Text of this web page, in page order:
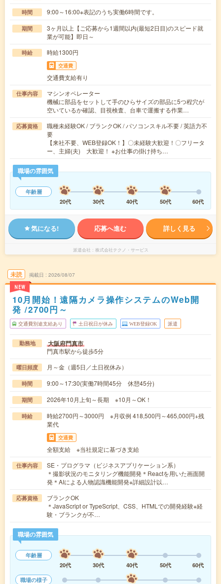
時間 9:00～16:00※表記のうち実働6時間です。
期間
3ヶ月以上【ご応募から1週間以内(最短2日目)のスピード就
業が可能】即日～
時給 時給1300円
交通費
交通費支給有り
仕事内容
マシンオペレーター
機械に部品をセットして手のひらサイズの部品に5つ程穴が
空いているか確認、目視検査、台車で運搬する作業…
応募資格
職種未経験OK / ブランクOK / パソコンスキル不要 / 英語力不
要
【来社不要、WEB登録OK！】〇未経験大歓迎！〇フリータ
ー、主婦(夫) 大歓迎！ ※お仕事の掛け持ち…
職場の雰囲気
年齢層
20代
30代 40代 50代 60代
気になる! 応募へ進む 詳しく見る
派遣会社 株式会社テクノ・サービス
未読
NEW
掲載日 2026/08/07
10月開始！遠隔カメラ操作システムのWeb開
発 /2700円～
交通費別途支給あり 土日祝日が休み WEB登録OK 派遣
勤務地 大阪府門真市
門真市駅から徒歩5分
曜日頻度 月～金（週5日／土日祝休み）
時間 9:00～17:30(実働7時間45分 休憩45分)
期間 2026年10月上旬～長期 ※10月～OK！
時給
時給2700円～3000円 ※月収例 418,500円～465,000円+残
業代
交通費
全額支給 ※当社規定に基づき支給
仕事内容
SE・プログラマ（ビジネスアプリケーション系）
＊撮影状況のモニタリング機能開発＊Reactを用いた画面開
発＊AIによる人物認識機能開発※詳細設計以…
応募資格
ブランクOK
＊JavaScript or TypeScript、CSS、HTMLでの開発経験※経
験・ブランクが不…
職場の雰囲気
年齢層
20代
30代 40代 50代
60代
職場の様子